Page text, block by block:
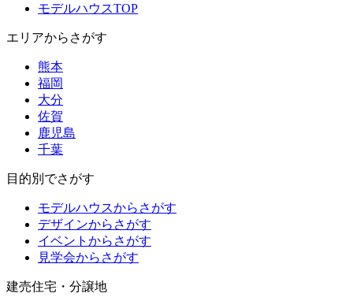
モデルハウスTOP
エリアからさがす
熊本
福岡
大分
佐賀
鹿児島
千葉
目的別でさがす
モデルハウスからさがす
デザインからさがす
イベントからさがす
見学会からさがす
建売住宅・分譲地